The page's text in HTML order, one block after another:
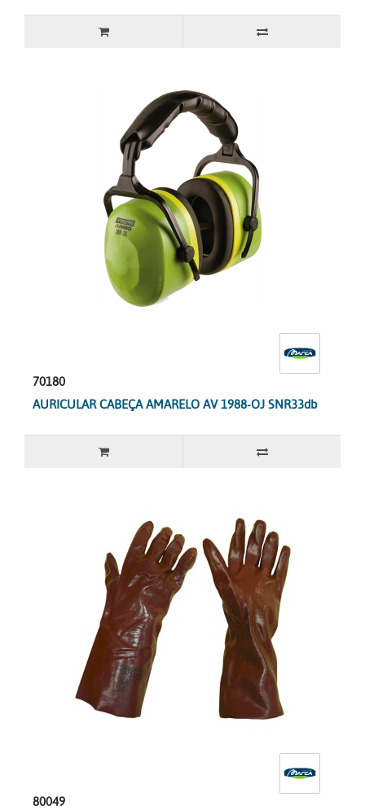
70180
AURICULAR CABEÇA AMARELO AV 1988-OJ SNR33db
80049